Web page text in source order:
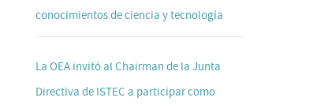
conocimientos de ciencia y tecnología
La OEA invitó al Chairman de la Junta
Directiva de ISTEC a participar como